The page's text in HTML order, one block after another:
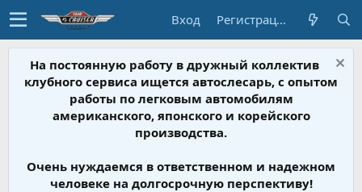
Вход Регистрация
На постоянную работу в дружный коллектив
клубного сервиса ищется автослесарь, с опытом
работы по легковым автомобилям
американского, японского и корейского
производства.
Очень нуждаемся в ответственном и надежном
человеке на долгосрочную перспективу!